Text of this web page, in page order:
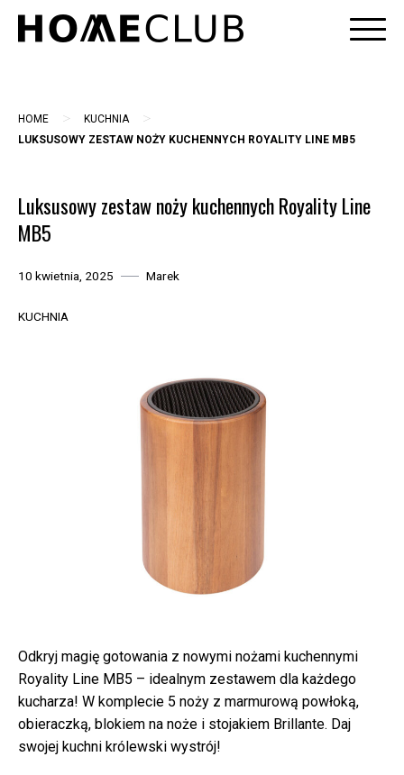
Skip
HOME > KUCHNIA >
LUKSUSOWY ZESTAW NOŻY KUCHENNYCH ROYALITY LINE MB5
Luksusowy zestaw noży kuchennych Royality Line
MB5
10 kwietnia, 2025 Marek
KUCHNIA
Odkryj magię gotowania z nowymi nożami kuchennymi
Royality Line MB5 – idealnym zestawem dla każdego
kucharza! W komplecie 5 noży z marmurową powłoką,
obieraczką, blokiem na noże i stojakiem Brillante. Daj
swojej kuchni królewski wystrój!